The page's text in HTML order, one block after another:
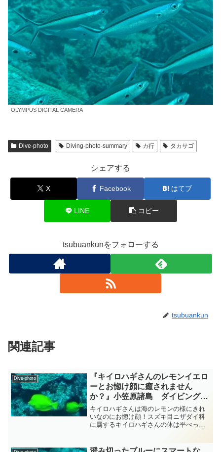
OLYMPUS DIGITAL CAMERA
Dive-photo Diving-photo-summary カ行 タカサゴ
シェアする
X Facebook はてブ
LINE コピー
tsubuankunをフォローする
tsubuankun
関連記事
Dive-photo
『キイロハギさんのレモンイエロ
ーとお惚け顔に癒されません
か？』小笠原諸島 ダイビング‐
フォト‐tsubuankun
キイロハギさんは海のレモンの様にきれ
いなのにお惚け顔！スズキ目ニザダイ科
に属するキイロハギさんの体は平べった
ているカワハギさんの様な口をしていま